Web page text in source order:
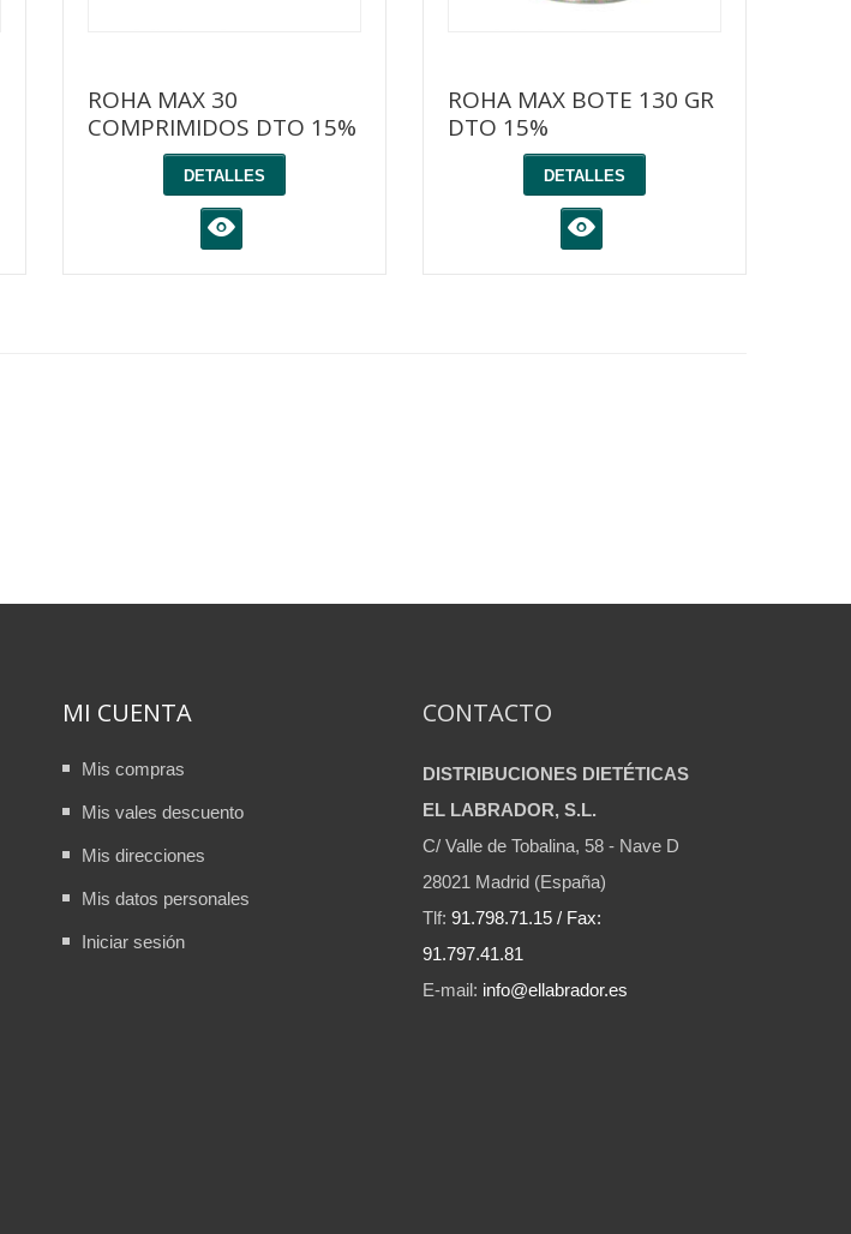
ROHA MAX 30
COMPRIMIDOS DTO 15%
DETALLES
K
ROHA MAX BOTE 130 GR
DTO 15%
DETALLES
K
MI CUENTA
Mis compras
Mis vales descuento
Mis direcciones
Mis datos personales
Iniciar sesión
CONTACTO
DISTRIBUCIONES DIETÉTICAS
EL LABRADOR, S.L.
C/ Valle de Tobalina, 58 - Nave D
28021 Madrid (España)
Tlf: 91.798.71.15 / Fax:
91.797.41.81
E-mail: info@ellabrador.es